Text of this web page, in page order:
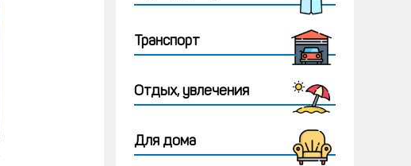
Транспорт
Отдых, увлечения
Для дома